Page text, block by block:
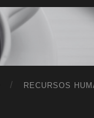
RECURSOS